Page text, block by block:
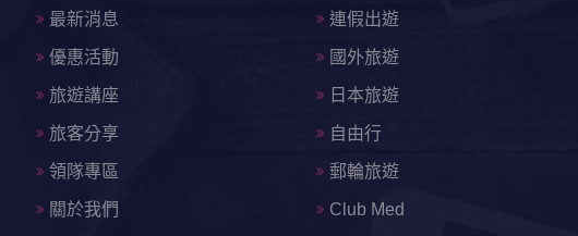
最新消息
優惠活動
旅遊講座
旅客分享
領隊專區
關於我們
連假出遊
國外旅遊
日本旅遊
自由行
郵輪旅遊
Club Med